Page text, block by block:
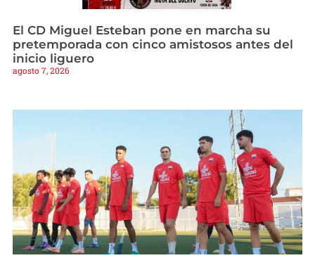
El CD Miguel Esteban pone en marcha su
pretemporada con cinco amistosos antes del
inicio liguero
agosto 7, 2026